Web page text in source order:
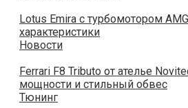
Lotus Emira с турбомотором
характеристики
Новости
Ferrari F8 Tributo от ателье
мощности и стильный обвес
Тюнинг